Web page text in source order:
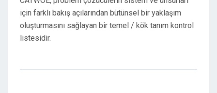
için farklı bakış açılarından bütünsel bir yaklaşım
oluşturmasını sağlayan bir temel / kök tanım kontrol
listesidir.